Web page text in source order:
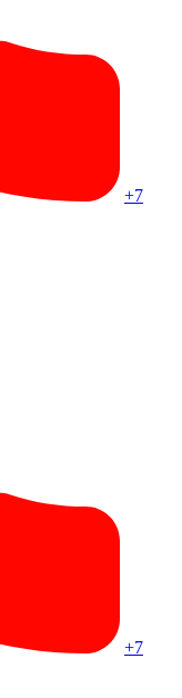
+7
+7